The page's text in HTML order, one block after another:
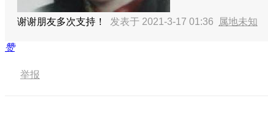
谢谢朋友多次支持！ 发表于 2021-3-17 01:36 属地未知
赞
举报